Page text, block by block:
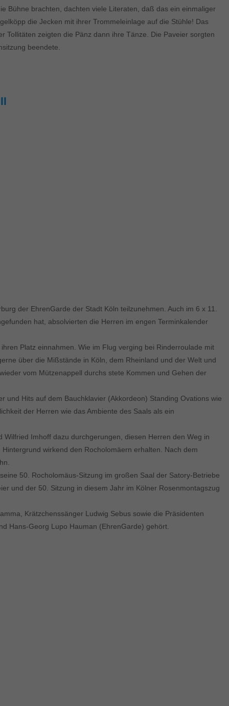
Bühne brachten, dachten viele Literaten, daß das ein einmaliger
die Jecken mit ihrer Trommeleinlage auf die Stühle! Das
zeigten die Pänz dann ihre Tänze. Die Paveier sorgten
beendete.
der EhrenGarde der Stadt Köln teilzunehmen. Auch im 6 x 11.
hat, absolvierten die Herren im engen Terminkalender
Platz einnahmen. Wie im Flug verging bei Rinderroulade mit
über die Mißstände in Köln, dem Rheinland und der Welt und
vom Mützenappell durchs stete Kommen und Gehen der
und Hits auf dem Bauchklavier (Akkordeon) Standing Ovations wie
der Herren wie das Ambiente des Saals als ein
Imhoff dazu durchgerungen, diesen Herren den Weg in
wirkend den Rocholomäern erhalten. Nach dem
50. Rocholomäus-Sitzung im großen Saal der Satory-Betriebe
und der 50. Sitzung in diesem Jahr im Kölner Rosenmontagszug
Krätzchenssänger Ludwig Sebus sowie die Präsidenten
Georg Lupo Hauman (EhrenGarde) gehört.